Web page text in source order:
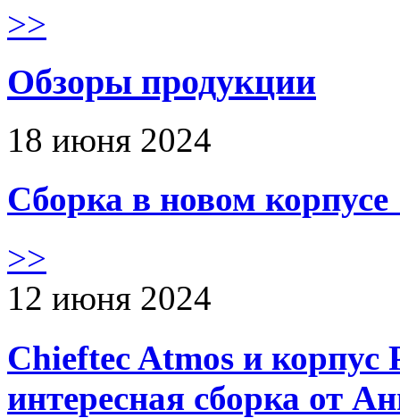
>>
Обзоры продукции
18 июня 2024
Сборка в новом
>>
12 июня 2024
Chieftec Atmos и корпус
интересная сборка от